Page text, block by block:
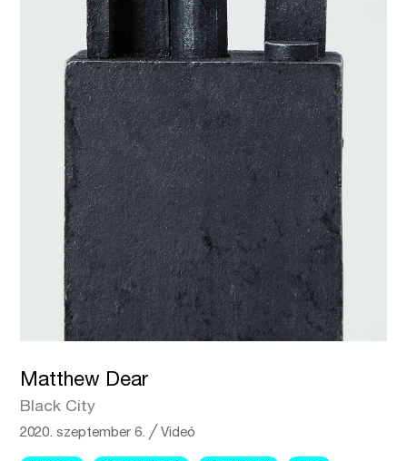
Matthew Dear
Black City
2020. szeptember 6. ╱Videó